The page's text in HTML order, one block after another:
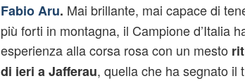
Fabio Aru. Mai brillante, mai capace di
più forti in montagna, il Campione d’Italia
esperienza alla corsa rosa con un mesto
di ieri a Jafferau, quella che ha segnato il